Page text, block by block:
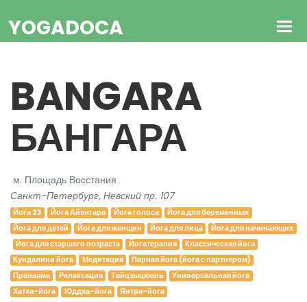
YOGADOCA
BANGARA
БАНГАРА
м. Площадь Восстания
Санкт-Петербург, Невский пр. 107
Йога 23 Йога Айенгара Йога голоса
Йога для беременных
Йога для детей
Йога для женщин Йога для лица
Йога для начинающих
Йога для старшего возраста
Йогатерапия
Классическая йога
Кундалини йога
Медитация
Парная йога (йога с партнером)
Пранаяма
Релаксация Тайцзыцюань
Универсальная йога
Хатха-йога
Юддха-йога Янтра-йога